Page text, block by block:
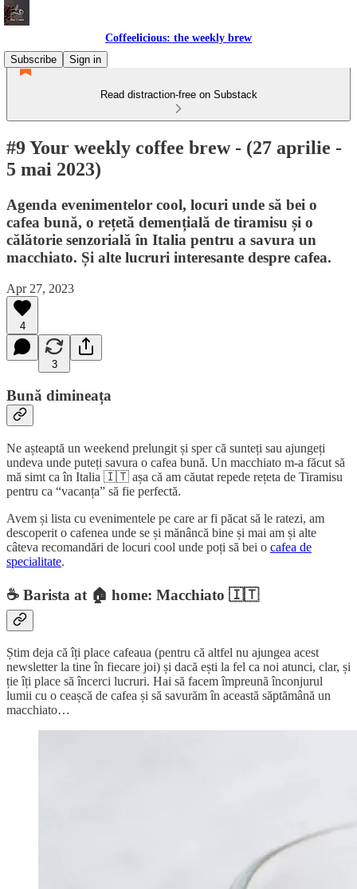
Coffeelicious: the weekly brew
Subscribe
Sign in
Read distraction-free on Substack
#9 Your weekly coffee brew - (27 aprilie -
5 mai 2023)
Agenda evenimentelor cool, locuri unde să bei o
cafea bună, o rețetă demențială de tiramisu și o
călătorie senzorială în Italia pentru a savura un
macchiato. Și alte lucruri interesante despre cafea.
Apr 27, 2023
4
3
Bună dimineața
Ne așteaptă un weekend prelungit și sper că sunteți sau ajungeți
undeva unde puteți savura o cafea bună. Un macchiato m-a făcut să
mă simt ca în Italia 🇮🇹 așa că am căutat repede rețeta de Tiramisu
pentru ca “vacanța” să fie perfectă.
Avem și lista cu evenimentele pe care ar fi păcat să le ratezi, am
descoperit o cafenea unde se și mănâncă bine și mai am și alte
câteva recomandări de locuri cool unde poți să bei o cafea de
specialitate.
☕ Barista at 🏠 home: Macchiato 🇮🇹
Știm deja că îți place cafeaua (pentru că altfel nu ajungea acest
newsletter la tine în fiecare joi) și dacă ești la fel ca noi atunci, clar, și
ție îți place să încerci lucruri. Hai să facem împreună înconjurul
lumii cu o ceașcă de cafea și să savurăm în această săptămână un
macchiato…